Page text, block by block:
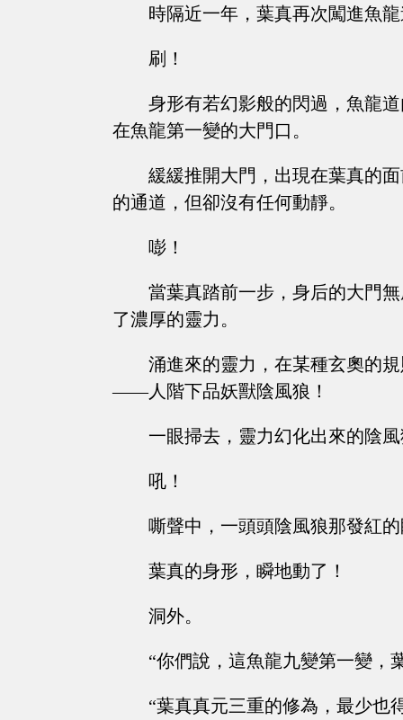
時隔近一年，葉真再次闖進魚
刷！
身形有若幻影般的閃過，魚龍
在魚龍第一變的大門口。
緩緩推開大門，出現在葉真的
的通道，但卻沒有任何動靜。
嘭！
當葉真踏前一步，身后的大門
了濃厚的靈力。
涌進來的靈力，在某種玄奧的
——人階下品妖獸陰風狼！
一眼掃去，靈力幻化出來的陰
吼！
嘶聲中，一頭頭陰風狼那發紅
葉真的身形，瞬地動了！
洞外。
“你們說，這魚龍九變第一變，
“葉真真元三重的修為，最少也